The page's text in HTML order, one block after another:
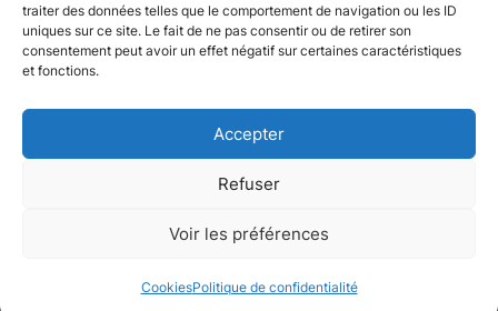
traiter des données telles que le comportement de navigation ou les ID
uniques sur ce site. Le fait de ne pas consentir ou de retirer son
consentement peut avoir un effet négatif sur certaines caractéristiques
et fonctions.
Accepter
Refuser
Voir les préférences
CookiesPolitique de confidentialité
Conception et réalisation :Plate